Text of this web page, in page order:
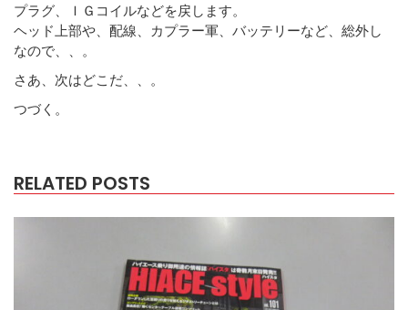
プラグ、ＩＧコイルなどを戻します。
ヘッド上部や、配線、カプラー軍、バッテリーなど、総外し
なので、、。
さあ、次はどこだ、、。
つづく。
RELATED POSTS